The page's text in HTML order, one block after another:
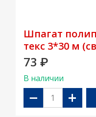
Шпагат
текс 3*30 м
73 ₽
В наличии
− +